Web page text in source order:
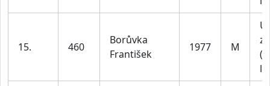
15. 460
Borůvka
František
1977 M